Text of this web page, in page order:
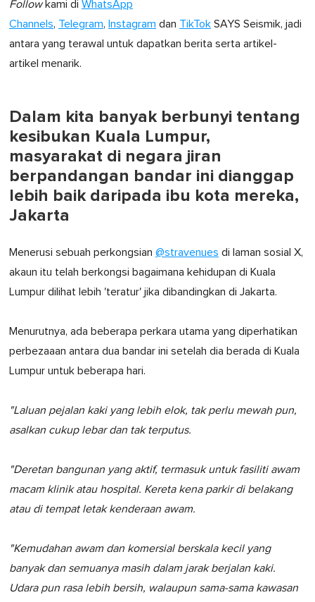
Followkami di WhatsApp
Channels, Telegram, Instagram dan TikTok SAYS Seismik, jadi
antara yang terawal untuk dapatkan berita serta artikel-
artikel menarik.
Dalam kita banyak berbunyi tentang
kesibukan Kuala Lumpur,
masyarakat di negara jiran
berpandangan bandar ini dianggap
lebih baik daripada ibu kota mereka,
Jakarta
Menerusi sebuah perkongsian @stravenues di laman sosial X,
akaun itu telah berkongsi bagaimana kehidupan di Kuala
Lumpur dilihat lebih 'teratur' jika dibandingkan di Jakarta.
Menurutnya, ada beberapa perkara utama yang diperhatikan
perbezaaan antara dua bandar ini setelah dia berada di Kuala
Lumpur untuk beberapa hari.
"Laluan pejalan kaki yang lebih elok, tak perlu mewah pun,
asalkan cukup lebar dan tak terputus.
"Deretan bangunan yang aktif, termasuk untuk fasiliti awam
macam klinik atau hospital. Kereta kena parkir di belakang
atau di tempat letak kenderaan awam.
"Kemudahan awam dan komersial berskala kecil yang
banyak dan semuanya masih dalam jarak berjalan kaki.
Udara pun rasa lebih bersih, walaupun sama-sama kawasan